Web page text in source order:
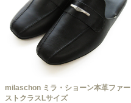
milaschon ミラ・ショーン本革ファー
ストクラスLサイズ